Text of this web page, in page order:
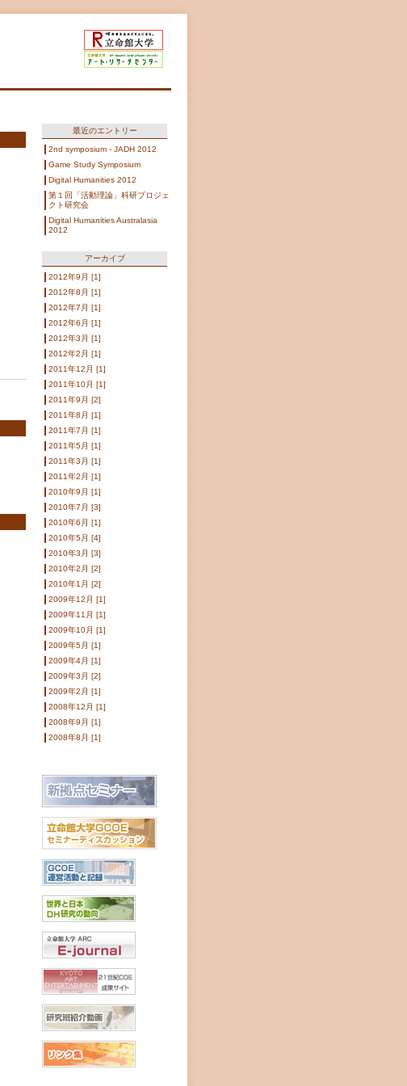
最近のエントリー
2nd symposium - JADH 2012
Game Study Symposium
Digital Humanities 2012
第１回「活動理論」科研プロジェ
クト研究会
Digital Humanities Australasia
2012
アーカイブ
2012年9月 [1]
2012年8月 [1]
2012年7月 [1]
2012年6月 [1]
2012年3月 [1]
2012年2月 [1]
2011年12月 [1]
2011年10月 [1]
2011年9月 [2]
2011年8月 [1]
2011年7月 [1]
2011年5月 [1]
2011年3月 [1]
2011年2月 [1]
2010年9月 [1]
2010年7月 [3]
2010年6月 [1]
2010年5月 [4]
2010年3月 [3]
2010年2月 [2]
2010年1月 [2]
2009年12月 [1]
2009年11月 [1]
2009年10月 [1]
2009年5月 [1]
2009年4月 [1]
2009年3月 [2]
2009年2月 [1]
2008年12月 [1]
2008年9月 [1]
2008年8月 [1]